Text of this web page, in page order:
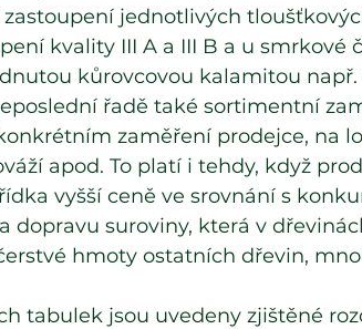
jednotlivých
kvality III A a III B a u smrkové
kůrovcovou kalamitou např.
řadě také sortimentní
zaměření prodejce, na
apod. To platí i tehdy, když
vyšší ceně ve srovnání s
dopravu suroviny, která v
hmoty ostatních dřevin,
tabulek jsou uvedeny zjištěné